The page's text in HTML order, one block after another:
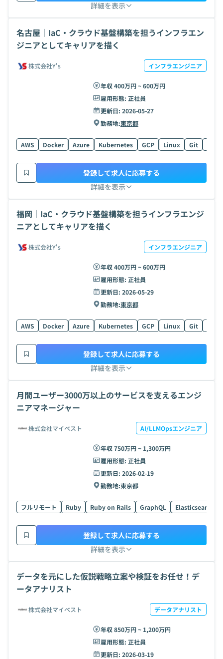
詳細を表示
名古屋｜IaC・クラウド基盤構築を担うインフラエン
ジニアとしてキャリアを描く
株式会社Y's インフラエンジニア
年収 400万円 ~ 600万円
雇用形態: 正社員
更新日: 2026-05-27
勤務地:東京都
AWS Docker Azure Kubernetes GCP Linux Git
詳細を表示
登録して求人に応募する
福岡｜IaC・クラウド基盤構築を担うインフラエンジ
ニアとしてキャリアを描く
株式会社Y's インフラエンジニア
年収 400万円 ~ 600万円
雇用形態: 正社員
更新日: 2026-05-29
勤務地:東京都
AWS Docker Azure Kubernetes GCP Linux Git
詳細を表示
登録して求人に応募する
月間ユーザー3000万以上のサービスを支えるエンジ
ニアマネージャー
株式会社マイベスト AI/LLMOpsエンジニア
年収 750万円 ~ 1,300万円
雇用形態: 正社員
更新日: 2026-02-19
勤務地:東京都
フルリモート Ruby Ruby on Rails GraphQL Elasticsearch
詳細を表示
登録して求人に応募する
データを元にした仮説戦略立案や検証をお任せ！デ
ータアナリスト
株式会社マイベスト データアナリスト
年収 850万円 ~ 1,200万円
雇用形態: 正社員
更新日: 2026-03-19